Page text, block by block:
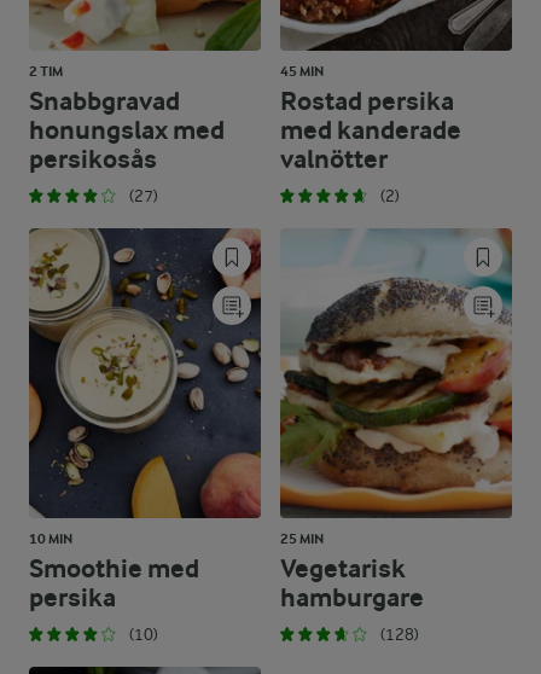
2 TIM
Snabbgravad
honungslax med
persikosås
(27)
45 MIN
Rostad persika
med kanderade
valnötter
(2)
10 MIN
Smoothie med
persika
(10)
25 MIN
Vegetarisk
hamburgare
(128)